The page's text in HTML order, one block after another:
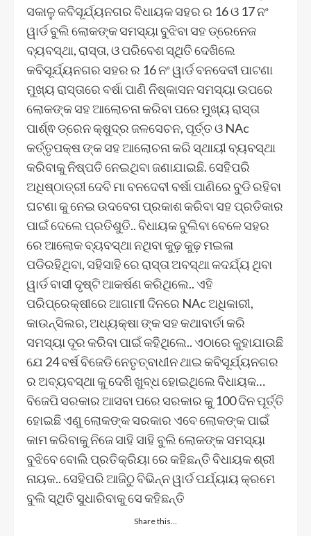
ସକାଳୁ କବିସୂର୍ଯ୍ୟନଗର ବିଧାୟକ ସହର ର 16 ଓ 17 ନଂ
ୱାର୍ଡ ବୁଲି ଲୋକଙ୍କ ସମସ୍ୟା ବୁଝିବା ସହ ଡ୍ରେନେଜ
ବ୍ୟବସ୍ଥା, ରାସ୍ତା, ଓ ପରିବେଶ ସ୍ଥିତି ଦେଖିଲେ
କବିସୂର୍ଯ୍ୟନଗର ସହର ର 16 ନଂ ୱାର୍ଡ ବନଦେବୀ ପାଟଣା
ମୁଖ୍ୟ ରାସ୍ତାରେ ବର୍ଷା ପାଣି ନିଷ୍କାସନ ସମସ୍ୟା ଉପରେ
ଲୋକଙ୍କ ସହ ଆଲୋଚନା କରିବା ପରେ ମୁଖ୍ୟ ରାସ୍ତା
ପାର୍ଶ୍ଵ ଡ୍ରେନ କ୍ଷୁଦ୍ର ଜଳସେଚନ, ପୂର୍ତ୍ତ ଓ NAc
କର୍ତ୍ତୃପକ୍ଷ ଙ୍କ ସହ ଆଲୋଚନା କରି ସ୍ଥାୟୀ ବ୍ୟବସ୍ଥା
କରିବାକୁ ନିଷ୍ପତି ନେଇଥିବା ଜଣାଯାଇଛି. ସେହିପରି
ଅଧିଷ୍ଠାତ୍ରୀ ଦେବି ମା ବନଦେବୀ ବର୍ଷା ପାଣିରେ ବୁଡି ରହିବା
ଘଟଣା କୁ ନେଇ ଉଦବେଗ ପ୍ରକାଶ କରିବା ସହ ପ୍ରତିକାର
ପାଇଁ ଦେଲେ ପ୍ରତିଶୁତି.. ବିଧାୟକ ବୁଲିବା ବେଳେ ସହର
ରେ ଆଲୋକ ବ୍ୟବସ୍ଥା ନଥିବା କୁଢ଼ କୁଢ଼ ମଇଳା
ପଡିରହିଥିବା, ସହିସାହି ରେ ରାସ୍ତା ଅବସ୍ଥା କଦର୍ଯ୍ୟ ଥିବା
ୱାର୍ଡ ବାସୀ ଦୃଷ୍ଟି ଆକର୍ଷଣ କରିଥିଲେ.. ଏହି
ପରିପ୍ରେକ୍ଷୀରେ ଆଗାମୀ ଦିନରେ NAc ଅଧିକାରୀ,
କାଉନ୍ସିଲର, ଅଧ୍ୟକ୍ଷା ଙ୍କ ସହ କଥାବାର୍ତା କରି
ସମସ୍ୟା ଦୂର କରିବା ପାଇଁ କହିଥିଲେ.. ଏଠାରେ କୁହାଯାଉଛି
ଯେ 24 ବର୍ଷ ବିଜେଡି ନେତୃତ୍ବାଧୀନ ଥାଇ କବିସୂର୍ଯ୍ୟନଗର
ର ଅବ୍ୟବସ୍ଥା କୁ ଦେଖି ଖୁବ୍ଧ ହୋଇଥିଲେ ବିଧାୟକ…
ବିଜେପି ସରକାର ଆସବା ପରେ ସରକାର କୁ 100 ଦିନ ପୂର୍ତ୍ତି
ହୋଇଛି ଏଣୁ ଲୋକଙ୍କ ସରକାର ଏବେ ଲୋକଙ୍କ ପାଇଁ
କାମ କରିବାକୁ ନିଜେ ସାହି ସାହି ବୁଲି ଲୋକଙ୍କ ସମସ୍ୟା
ବୁଝିବେ ବୋଲି ପ୍ରତିକ୍ରିୟା ରେ କହିଛନ୍ତି ବିଧାୟକ ଶ୍ରୀ
ନାୟକ.. ସେହିପରି ଆଜିଠୁ ବିଭିନ୍ନ ୱାର୍ଡ ପର୍ଯ୍ୟାୟ କ୍ରମେ
ବୁଲି ସ୍ଥିତି ସୁଧାରିବାକୁ ସେ କହିଛନ୍ତି
Share this…